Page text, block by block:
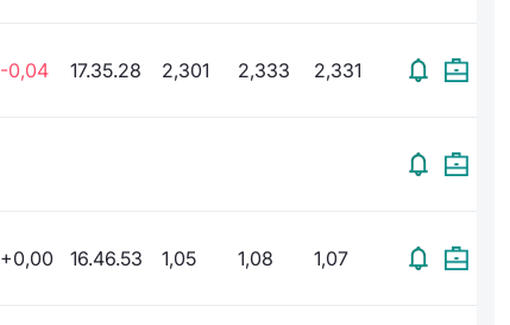
-0,04 17.35.28 2,301 2,333 2,331
+0,00 16.46.53 1,05 1,08 1,07